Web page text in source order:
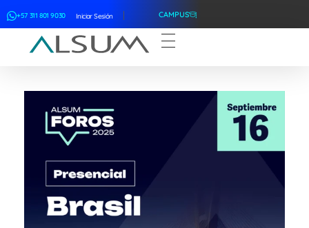
+57 311 801 9030 Iniciar Sesión CAMPUS